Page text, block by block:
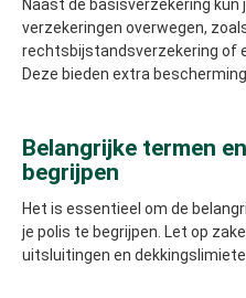
Naast de basisverzekering kun
verzekeringen overwegen,
rechtsbijstandsverzekering of
Deze bieden extra
Belangrijke termen
begrijpen
Het is essentieel om de
je polis te begrijpen. Let op
uitsluitingen en